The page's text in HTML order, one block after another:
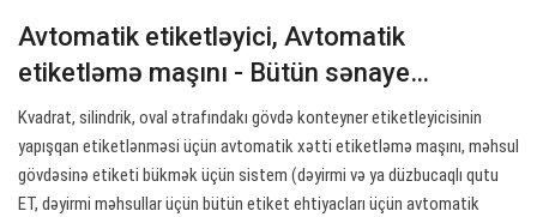
Avtomatik etiketləyici, Avtomatik
etiketləmə maşını - Bütün sənaye…
Kvadrat, silindrik, oval ətrafındakı gövdə konteyner etiketleyicisinin
yapışqan etiketlənməsi üçün avtomatik xətti etiketləmə maşını, məhsul
gövdəsinə etiketi bükmək üçün sistem (dəyirmi və ya düzbucaqlı qutu
ET, dəyirmi məhsullar üçün bütün etiket ehtiyacları üçün avtomatik